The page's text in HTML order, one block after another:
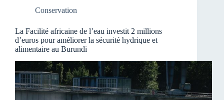
Conservation
La Facilité africaine de l’eau investit 2 millions
d’euros pour améliorer la sécurité hydrique et
alimentaire au Burundi